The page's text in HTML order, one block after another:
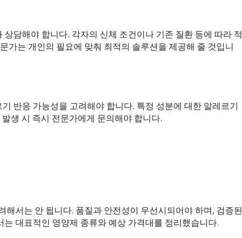
담해야 합니다. 각자의 신체 조건이나 기존 질환 등에 따라 적
가는 개인의 필요에 맞춰 최적의 솔루션을 제공해 줄 것입니
반응 가능성을 고려해야 합니다. 특정 성분에 대한 알레르기
생 시 즉시 전문가에게 문의해야 합니다.
서는 안 됩니다. 품질과 안전성이 우선시되어야 하며, 검증된
대표적인 영양제 종류와 예상 가격대를 정리했습니다.